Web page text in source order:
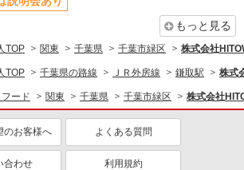
社員登用あり
探す
飲食・フード
探す
もっと見る
TOP 関東 千葉県 千葉市緑区 株式会社
TOP 千葉県の路線 ＪＲ外房線 鎌取駅 株式
ード 関東 千葉県 千葉市緑区 株式会社
のお客様へ よくある質問
合わせ 利用規約